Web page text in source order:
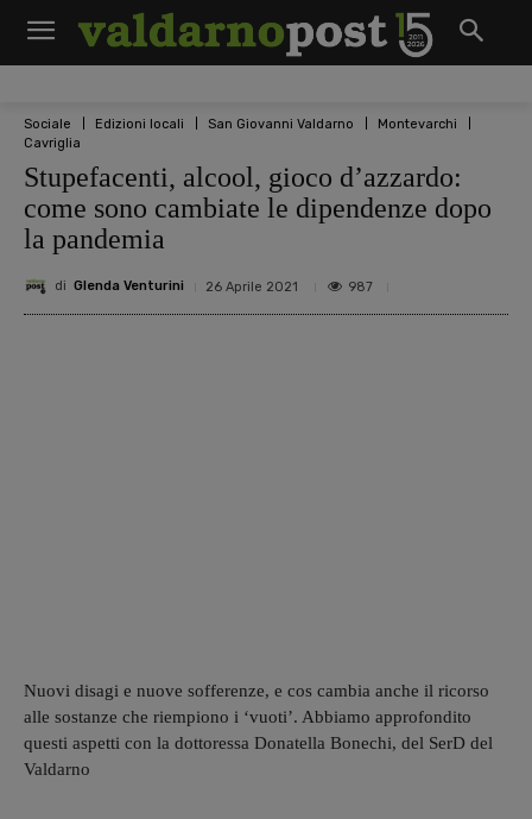
Sociale Edizioni locali San Giovanni Valdarno
Montevarchi
Cavriglia
Stupefacenti, alcool, gioco d’azzardo:
come sono cambiate le dipendenze dopo
la pandemia
di Glenda Venturini 26 Aprile 2021 987
Nuovi disagi e nuove sofferenze, e cos cambia anche il ricorso
alle sostanze che riempiono i ‘vuoti’. Abbiamo approfondito
questi aspetti con la dottoressa Donatella Bonechi, del SerD del
Valdarno